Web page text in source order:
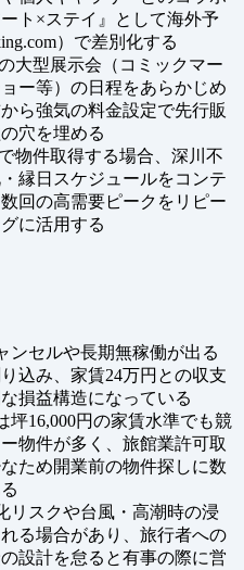
ト×ステイ』として海外予
）で差別化する
大型展示会（コミックマー
ー等）の日程をあらかじめ
ら強気の料金設定で先行販
穴を埋める
物件取得する場合、深川不
縁日スケジュールをコンテ
回の高需要ピークをリピー
に活用する
ンセルや長期無稼働が出る
込み、家賃24万円との収支
損益構造になっている
坪16,000円の家賃水準でも競
物件が多く、旅館業許可取
ため開業前の物件探しに数
リスクや台風・高潮時の浸
る場合があり、旅行者への
設計を怠ると有事の際に営